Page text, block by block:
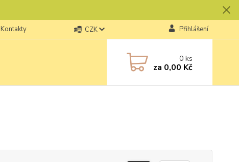
Kontakty CZK Přihlášení
0ks
za 0,00 Kč